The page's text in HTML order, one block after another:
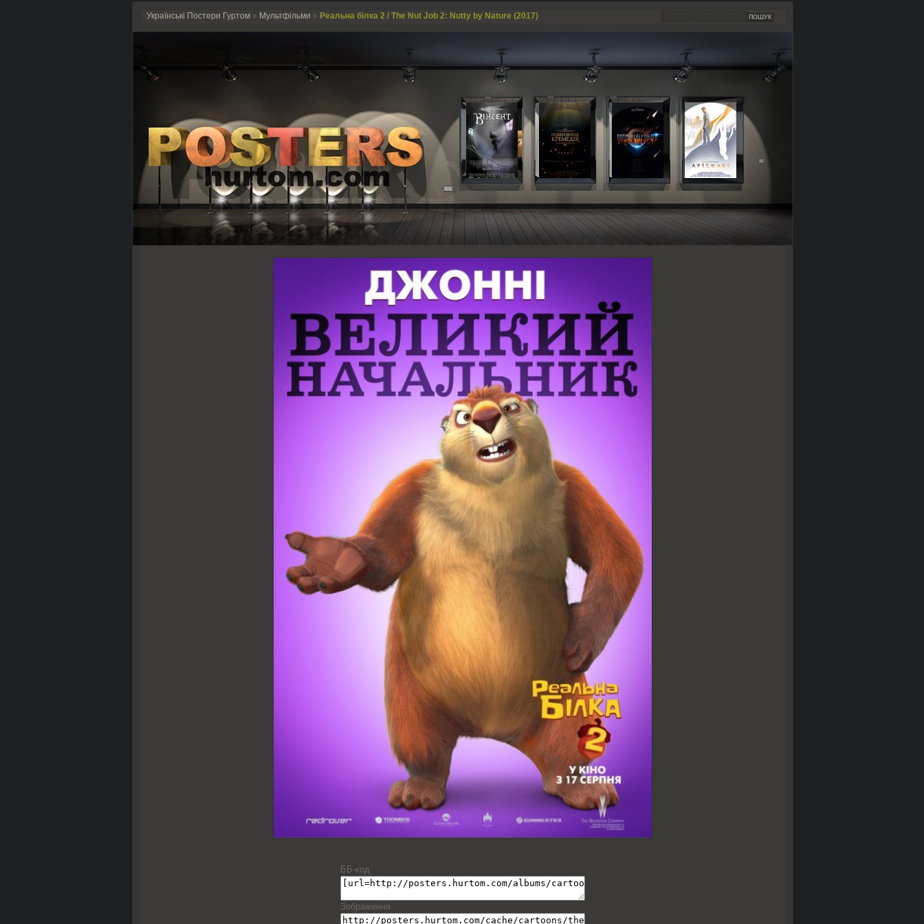
Українські Постери Гуртом » Мультфільми » Реальна білка 2 / The Nut Job 2: Nutty by Nature (2017)
ББ-код
Зображення